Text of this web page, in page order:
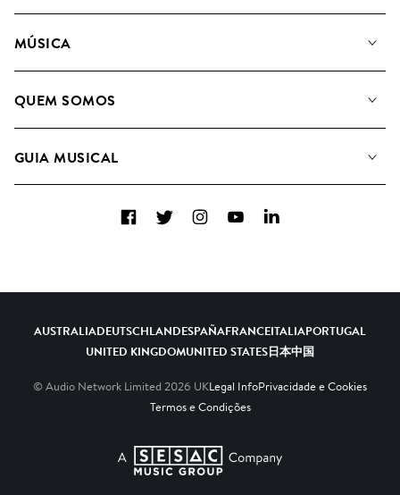
MÚSICA
Pesquisar
QUEM SOMOS
Como usamos a IA
GUIA MUSICAL
FacebookTwitterInstagramYouTubeLinkedIn
AUSTRALIADEUTSCHLANDESPAÑAFRANCEITALIAPORTUGAL
UNITED KINGDOMUNITED STATES日本中国
© Audio Network Limited 2026 UKLegal InfoPrivacidade e Cookies
Termos e Condições
A SESAC Company